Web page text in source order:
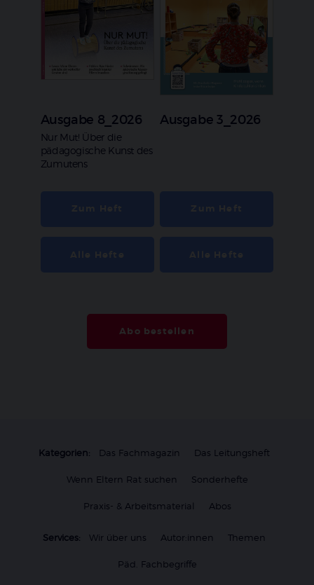
Ausgabe 8_2026
:
Nur Mut! Über die
pädagogische Kunst des
Zumutens
Ausgabe 3_2026
Abo bestellen
Kategorien: Das Fachmagazin Das Leitungsheft
Wenn Eltern Rat suchen Sonderhefte
Praxis- & Arbeitsmaterial Abos
Services: Wir über uns Autor:innen Themen
Päd. Fachbegriffe